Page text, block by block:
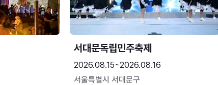
서대문독립민주축제
2026.08.15~2026.08.16
서울특별시 서대문구